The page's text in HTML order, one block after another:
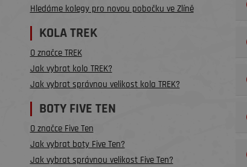
Hledáme kolegy pro novou pobočku ve Zlíně
KOLA TREK
O značce TREK
Jak vybrat kolo TREK?
Jak vybrat správnou velikost kola TREK?
BOTY FIVE TEN
O značce Five Ten
Jak vybrat boty Five Ten?
Jak vybrat správnou velikost Five Ten?